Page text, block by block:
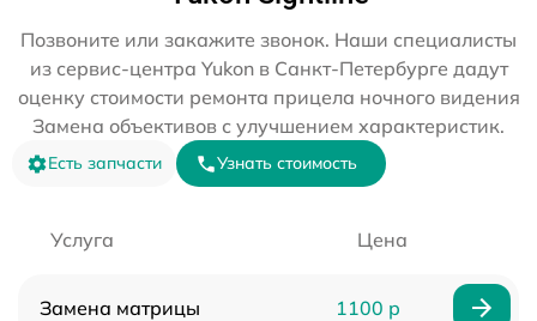
Позвоните или закажите звонок. Наши специалисты
из сервис-центра Yukon в Санкт-Петербурге дадут
оценку стоимости ремонта прицела ночного видения
Замена объективов с улучшением характеристик.
Есть запчасти Узнать стоимость
Услуга Цена
Замена матрицы 1100 р